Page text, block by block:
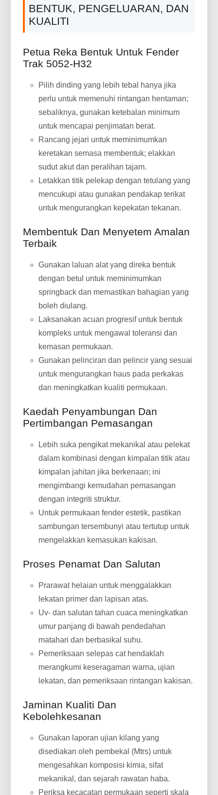
BENTUK, PENGELUARAN, DAN
KUALITI
Petua Reka Bentuk Untuk Fender
Trak 5052-H32
Pilih dinding yang lebih tebal hanya jika
perlu untuk memenuhi rintangan hentaman;
sebaliknya, gunakan ketebalan minimum
untuk mencapai penjimatan berat.
Rancang jejari untuk meminimumkan
keretakan semasa membentuk; elakkan
sudut akut dan peralihan tajam.
Letakkan titik pelekap dengan tetulang yang
mencukupi atau gunakan pendakap terikat
untuk mengurangkan kepekatan tekanan.
Membentuk Dan Menyetem Amalan
Terbaik
Gunakan laluan alat yang direka bentuk
dengan betul untuk meminimumkan
springback dan memastikan bahagian yang
boleh diulang.
Laksanakan acuan progresif untuk bentuk
kompleks untuk mengawal toleransi dan
kemasan permukaan.
Gunakan pelinciran dan pelincir yang sesuai
untuk mengurangkan haus pada perkakas
dan meningkatkan kualiti permukaan.
Kaedah Penyambungan Dan
Pertimbangan Pemasangan
Lebih suka pengikat mekanikal atau pelekat
dalam kombinasi dengan kimpalan titik atau
kimpalan jahitan jika berkenaan; ini
mengimbangi kemudahan pemasangan
dengan integriti struktur.
Untuk permukaan fender estetik, pastikan
sambungan tersembunyi atau tertutup untuk
mengelakkan kemasukan kakisan.
Proses Penamat Dan Salutan
Prarawat helaian untuk menggalakkan
lekatan primer dan lapisan atas.
Uv- dan salutan tahan cuaca meningkatkan
umur panjang di bawah pendedahan
matahari dan berbasikal suhu.
Pemeriksaan selepas cat hendaklah
merangkumi keseragaman warna, ujian
lekatan, dan pemeriksaan rintangan kakisan.
Jaminan Kualiti Dan
Kebolehkesanan
Gunakan laporan ujian kilang yang
disediakan oleh pembekal (Mtrs) untuk
mengesahkan komposisi kimia, sifat
mekanikal, dan sejarah rawatan haba.
Periksa kecacatan permukaan seperti skala